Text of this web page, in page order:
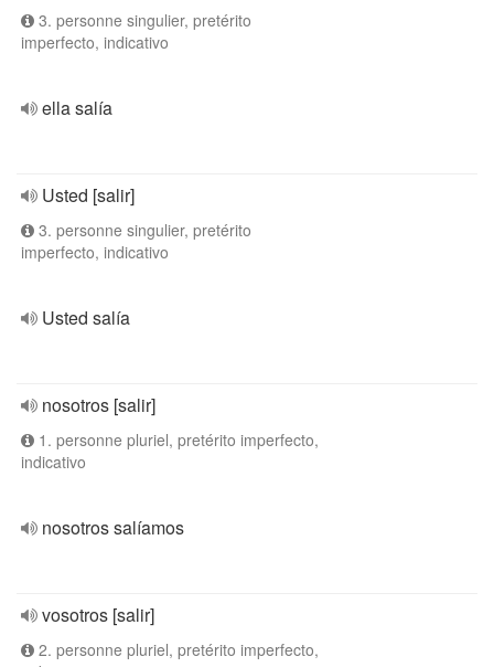
3. personne singulier, pretérito
imperfecto, indicativo
ella salía
Usted [salir]
3. personne singulier, pretérito
imperfecto, indicativo
Usted salía
nosotros [salir]
1. personne pluriel, pretérito imperfecto,
indicativo
nosotros salíamos
vosotros [salir]
2. personne pluriel, pretérito imperfecto,